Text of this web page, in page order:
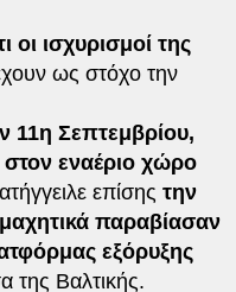
ισχυρισμοί της
ως στόχο την
11η Σεπτεμβρίου,
εναέριο χώρο
επίσης την
παραβίασαν
εξόρυξης
Βαλτικής.